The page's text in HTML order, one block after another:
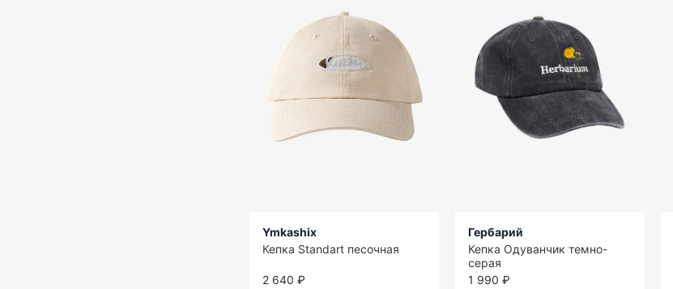
Ymkashix
Кепка Standart песочная
2 640 ₽
Гербарий
Кепка Одуванчик темно-
серая
1 990 ₽